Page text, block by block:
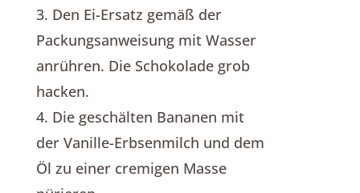
3. Den Ei-Ersatz gemäß der
Packungsanweisung mit Wasser
anrühren. Die Schokolade grob
hacken.
4. Die geschälten Bananen mit
der Vanille-Erbsenmilch und dem
Öl zu einer cremigen Masse